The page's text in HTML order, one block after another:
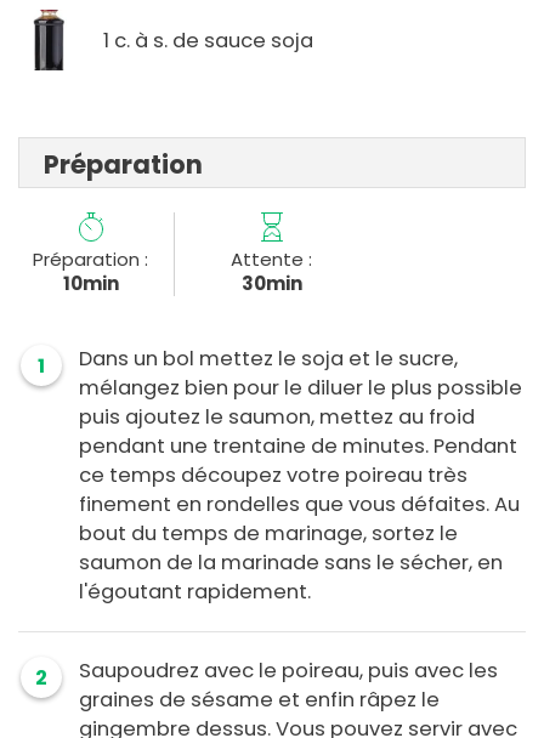
1 c. à s. de sauce soja
Préparation
Préparation :
10min
Attente :
30min
1
Dans un bol mettez le soja et le sucre,
mélangez bien pour le diluer le plus possible
puis ajoutez le saumon, mettez au froid
pendant une trentaine de minutes. Pendant
ce temps découpez votre poireau très
finement en rondelles que vous défaites. Au
bout du temps de marinage, sortez le
saumon de la marinade sans le sécher, en
l'égoutant rapidement.
2
Saupoudrez avec le poireau, puis avec les
graines de sésame et enfin râpez le
gingembre dessus. Vous pouvez servir avec